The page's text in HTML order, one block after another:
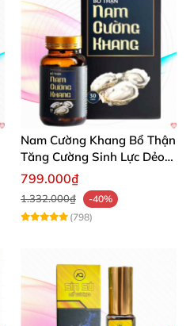
Nam Cường Khang Bổ Thận
Tăng Cường Sinh Lực Dẻo
Dai Mạnh Mẽ
799.000₫
1.332.000₫
-40%
(798)